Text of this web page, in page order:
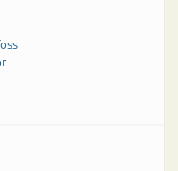
con sello de la Alianza